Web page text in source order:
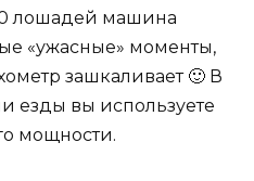
лошадей машина
«ужасные» моменты,
зашкаливает 🙂 В
езды вы используете
мощности.